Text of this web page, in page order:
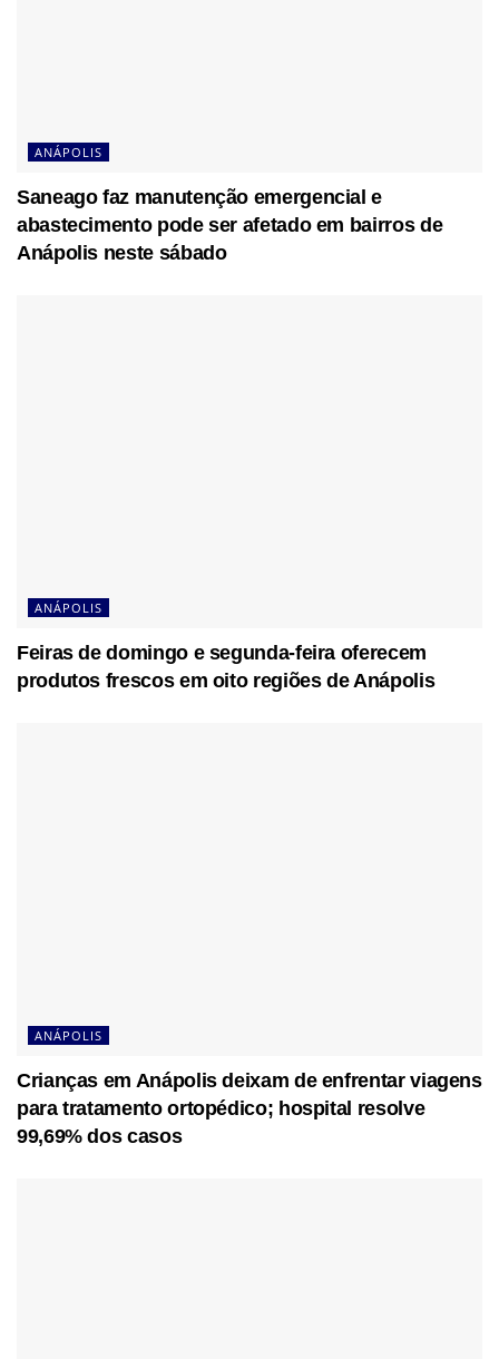
ANÁPOLIS
Saneago faz manutenção emergencial e
abastecimento pode ser afetado em bairros de
Anápolis neste sábado
ANÁPOLIS
Feiras de domingo e segunda-feira oferecem
produtos frescos em oito regiões de Anápolis
ANÁPOLIS
Crianças em Anápolis deixam de enfrentar viagens
para tratamento ortopédico; hospital resolve
99,69% dos casos